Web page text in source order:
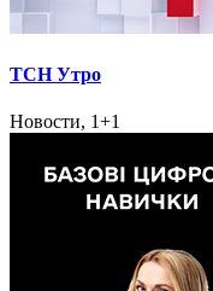
ТСН Утро
Новости, 1+1